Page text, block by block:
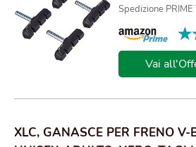
Spedizione
Vai
XLC, GANASCE PER FRENO